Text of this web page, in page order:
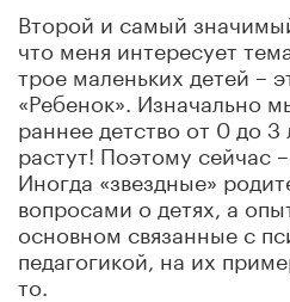
Второй и самый
что меня интересует
трое маленьких детей –
«Ребенок». Изначально
раннее детство от 0 до
растут! Поэтому сейчас
Иногда «звездные»
вопросами о детях, а
основном связанные с
педагогикой, на их
то.